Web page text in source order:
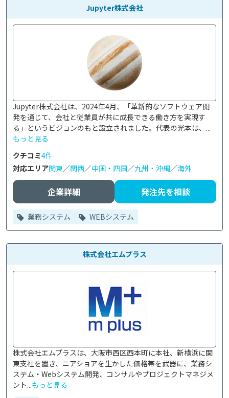
Jupyter株式会社
Jupyter株式会社は、2024年4月、「革新的なソフトウェア開
発を通じて、会社と従業員が共に成長できる働き方を実現す
る」というビジョンのもと設立されました。代表の光本は、...
もっと見る
クチコミ4件
対応エリア関東／関西／中国・四国／九州・沖縄／海外
企業詳細 発注先を相談
業務システム WEBシステム
株式会社エムプラス
株式会社エムプラスは、大阪市西区西本町に本社、新横浜に関
東支社を置き、ニアショアを生かした価格帯を武器に、業務シ
ステム・Webシステム開発、コンサルやプロジェクトマネジメ
ント...もっと見る